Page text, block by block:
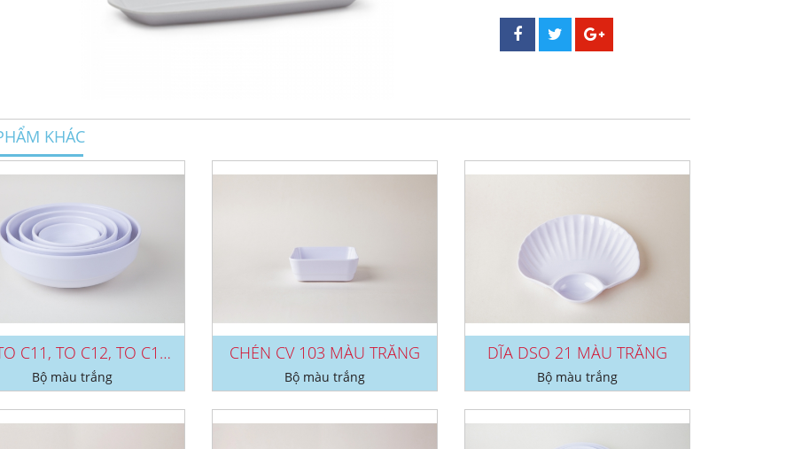
KHÁC
BỘ TO C11, TO C12, TO C13, TO...
Bộ màu trắng
CHÉN CV 103 MÀU TRẮNG
Bộ màu trắng
DĨA DSO 21 MÀU TRẮNG
Bộ màu trắng